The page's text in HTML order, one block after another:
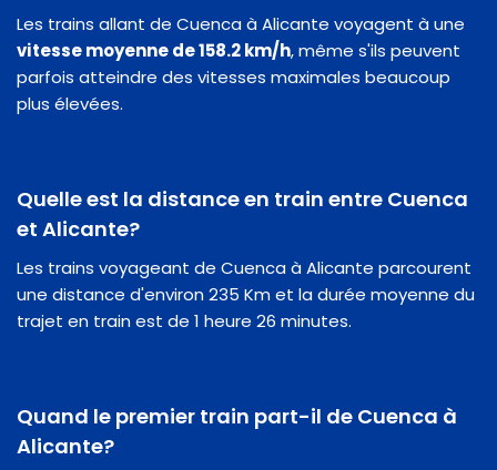
Les trains allant de Cuenca à Alicante voyagent à une
vitesse moyenne de 158.2 km/h, même s'ils peuvent
parfois atteindre des vitesses maximales beaucoup
plus élevées.
Quelle est la distance en train entre Cuenca
et Alicante?
Les trains voyageant de Cuenca à Alicante parcourent
une distance d'environ 235 Km et la durée moyenne du
trajet en train est de 1 heure 26 minutes.
Quand le premier train part-il de Cuenca à
Alicante?